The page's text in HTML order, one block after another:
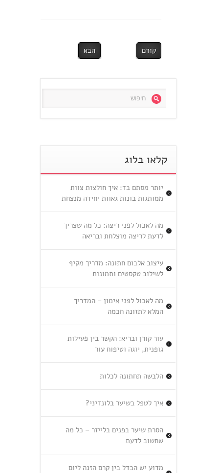
קודם הבא
קלאו בלוג
יותר מסתם בד: איך חולצות צוות
ממותגות בונות גאוות יחידה מנצחת
מה לאכול לפני ריצה: כל מה שצריך
לדעת לריצה מוצלחת ובריאה
עיצוב אלבום חתונה: מדריך מקיף
לשילוב טקסטים ותמונות
מה לאכול לפני אימון – המדריך
המלא לתזונה חכמה
עור קורן ובריא: הקשר בין פעילות
גופנית, יוגה וטיפוח עור
הלבשה תחתונה לכלות
איך לטפל בשיער בלונדיני?
הסרת שיער בפנים בלייזר – כל מה
שחשוב לדעת
מדוע יש הבדל בין קרם הזנה ליום